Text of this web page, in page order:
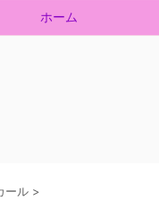
ホーム
ール >